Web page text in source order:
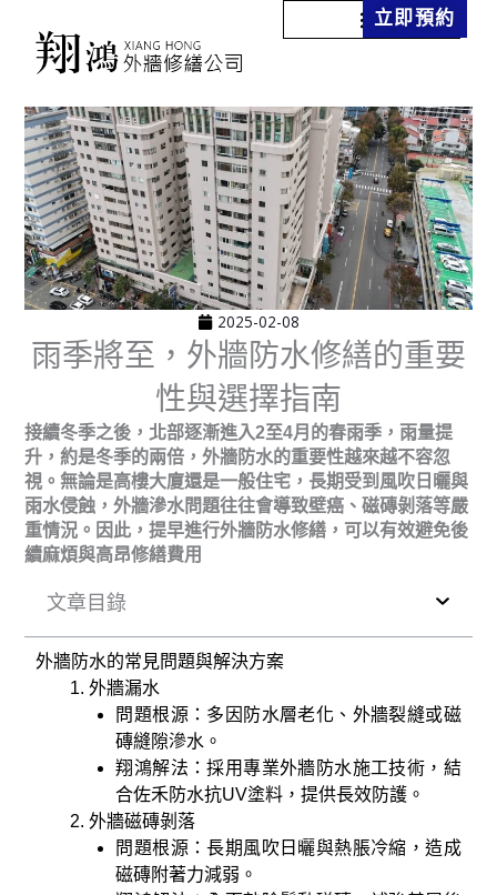
立即預約
2025-02-08
雨季將至，外牆防水修繕的重要
性與選擇指南
接續冬季之後，北部逐漸進入2至4月的春雨季，雨量提
升，約是冬季的兩倍，外牆防水的重要性越來越不容忽
視。無論是高樓大廈還是一般住宅，長期受到風吹日曬與
雨水侵蝕，外牆滲水問題往往會導致壁癌、磁磚剝落等嚴
重情況。因此，提早進行外牆防水修繕，可以有效避免後
續麻煩與高昂修繕費用
文章目錄
外牆防水的常見問題與解決方案
外牆漏水
問題根源：多因防水層老化、外牆裂縫或磁
磚縫隙滲水。
翔鴻解法：採用專業外牆防水施工技術，結
合佐禾防水抗UV塗料，提供長效防護。
外牆磁磚剝落
問題根源：長期風吹日曬與熱脹冷縮，造成
磁磚附著力減弱。